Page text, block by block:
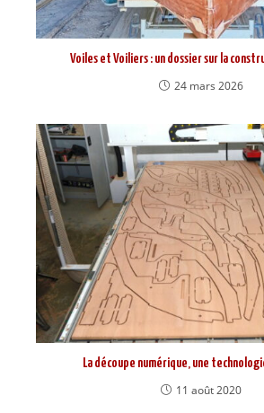
Voiles et Voiliers : un dossier sur la
24 mars 2026
La découpe numérique, une
11 août 2020